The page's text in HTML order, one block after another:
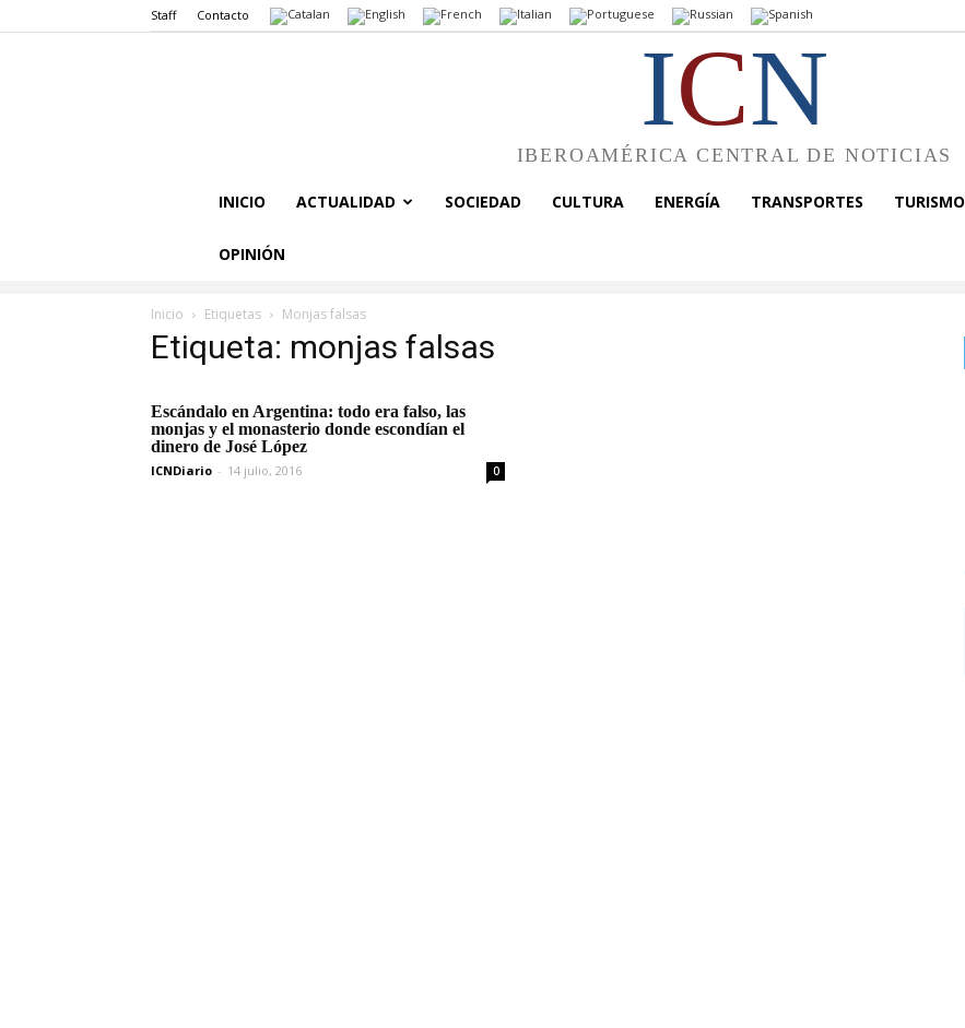
Staff Contacto
ICN
IBEROAMÉRICA CENTRAL DE NOTICIAS
INICIO ACTUALIDAD SOCIEDAD CULTURA ENERGÍA TRANSPORTES TURISMO
OPINIÓN
Inicio Etiquetas Monjas falsas
Etiqueta: monjas falsas
Escándalo en Argentina: todo era falso, las
monjas y el monasterio donde escondían el
dinero de José López
ICNDiario - 14 julio, 2016 0